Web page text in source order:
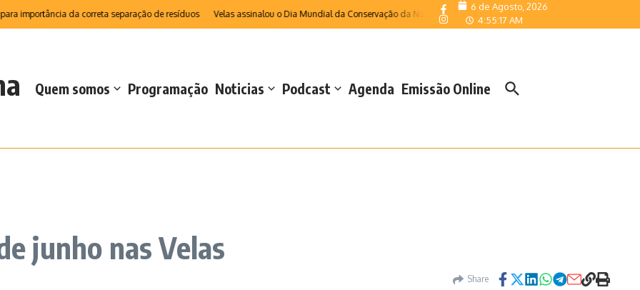
importância da correta separação de resíduos Velas assinalou o Dia Mundial da Conservação da Natureza Velas acolheu o Campeonato Regional de
6 de Agosto, 2026
4:55:18 AM
Quem somos Programação Noticias Podcast Agenda Emissão Online
junho nas Velas
Share